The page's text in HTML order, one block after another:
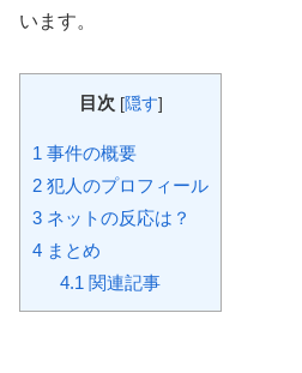
います。
目次 [隠す]
1 事件の概要
2 犯人のプロフィール
3 ネットの反応は？
4 まとめ
4.1関連記事